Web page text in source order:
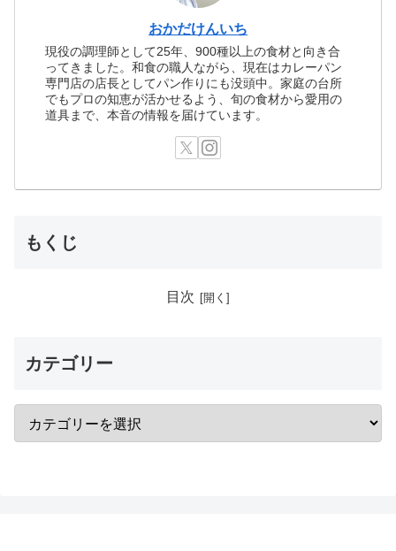
おかだけんいち
現役の調理師として25年、900種以上の食材と向き合
ってきました。和食の職人ながら、現在はカレーパン
専門店の店長としてパン作りにも没頭中。家庭の台所
でもプロの知恵が活かせるよう、旬の食材から愛用の
道具まで、本音の情報を届けています。
もくじ
目次
カテゴリー